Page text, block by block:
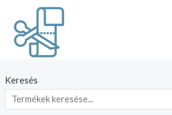
content
Keresés